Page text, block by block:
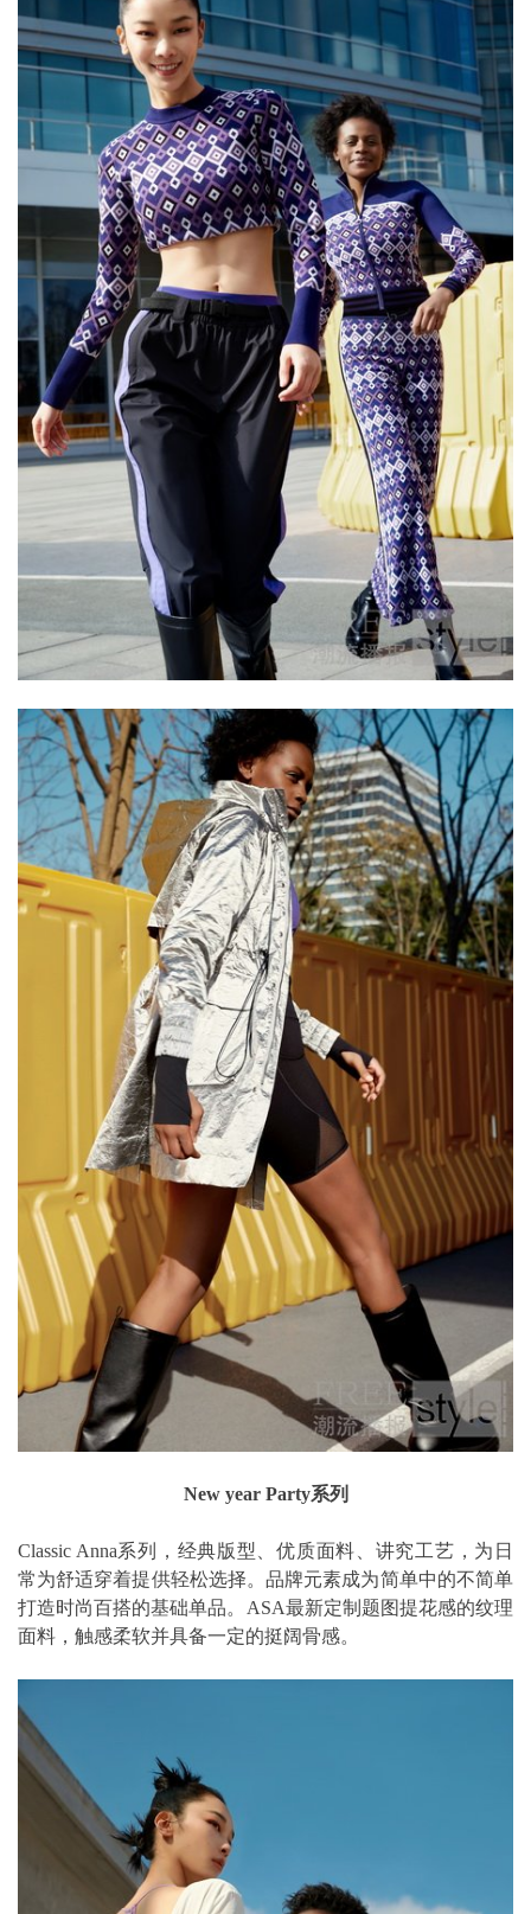
New year Party系列
Classic Anna系列，经典版型、优质面料、讲究工艺，为日
常为舒适穿着提供轻松选择。品牌元素成为简单中的不简单
打造时尚百搭的基础单品。ASA最新定制题图提花感的纹理
面料，触感柔软并具备一定的挺阔骨感。